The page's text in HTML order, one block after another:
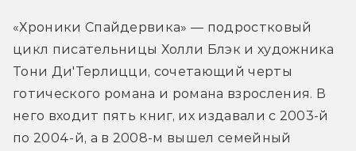
«Хроники Спайдервика» — подростковый
цикл писательницы Холли Блэк и художника
Тони Ди'Терлицци, сочетающий черты
готического романа и романа взросления. В
него входит пять книг, их издавали с 2003-й
по 2004-й, а в 2008-м вышел семейный